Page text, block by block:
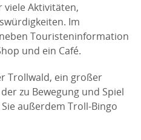
viele Aktivitäten,
Im
Touristeninformation
und ein Café.
Trollwald, ein großer
zu Bewegung und Spiel
außerdem Troll-Bingo